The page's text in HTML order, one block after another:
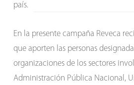
país.
En la presente campaña Reveca
que aporten las personas
organizaciones de los sectores
Administración Pública Nacional,